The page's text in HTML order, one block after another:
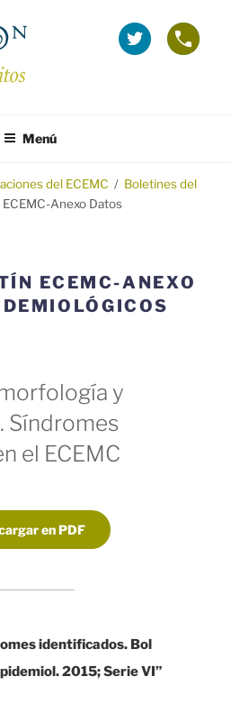
La
Fundación
en
Menú
del ECEMC / Boletines del
Anexo Datos
ECEMC-ANEXO
y
Síndromes
el ECEMC
en PDF
identificados. Bol
2015; Serie VI”